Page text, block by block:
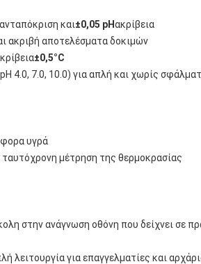
και±0,05 pHακρίβεια
ακριβή αποτελέσματα δοκιμών
±0,5°C
4.0, 7.0, 10.0) για απλή και χωρίς
υγρά
ταυτόχρονη μέτρηση της θερμοκρασίας
στην ανάγνωση οθόνη που δείχνει σε
λειτουργία για επαγγελματίες και